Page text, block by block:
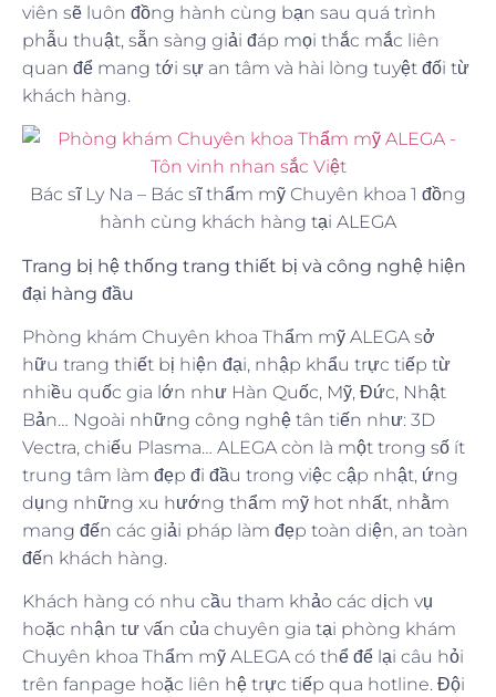
viên sẽ luôn đồng hành cùng bạn sau quá trình
phẫu thuật, sẵn sàng giải đáp mọi thắc mắc liên
quan để mang tới sự an tâm và hài lòng tuyệt đối từ
khách hàng.
Bác sĩ Ly Na – Bác sĩ thẩm mỹ Chuyên khoa 1 đồng
hành cùng khách hàng tại ALEGA
Trang bị hệ thống trang thiết bị và công nghệ hiện
đại hàng đầu
Phòng khám Chuyên khoa Thẩm mỹ ALEGA sở
hữu trang thiết bị hiện đại, nhập khẩu trực tiếp từ
nhiều quốc gia lớn như Hàn Quốc, Mỹ, Đức, Nhật
Bản… Ngoài những công nghệ tân tiến như: 3D
Vectra, chiếu Plasma… ALEGA còn là một trong số ít
trung tâm làm đẹp đi đầu trong việc cập nhật, ứng
dụng những xu hướng thẩm mỹ hot nhất, nhằm
mang đến các giải pháp làm đẹp toàn diện, an toàn
đến khách hàng.
Khách hàng có nhu cầu tham khảo các dịch vụ
hoặc nhận tư vấn của chuyên gia tại phòng khám
Chuyên khoa Thẩm mỹ ALEGA có thể để lại câu hỏi
trên fanpage hoặc liên hệ trực tiếp qua hotline. Đội